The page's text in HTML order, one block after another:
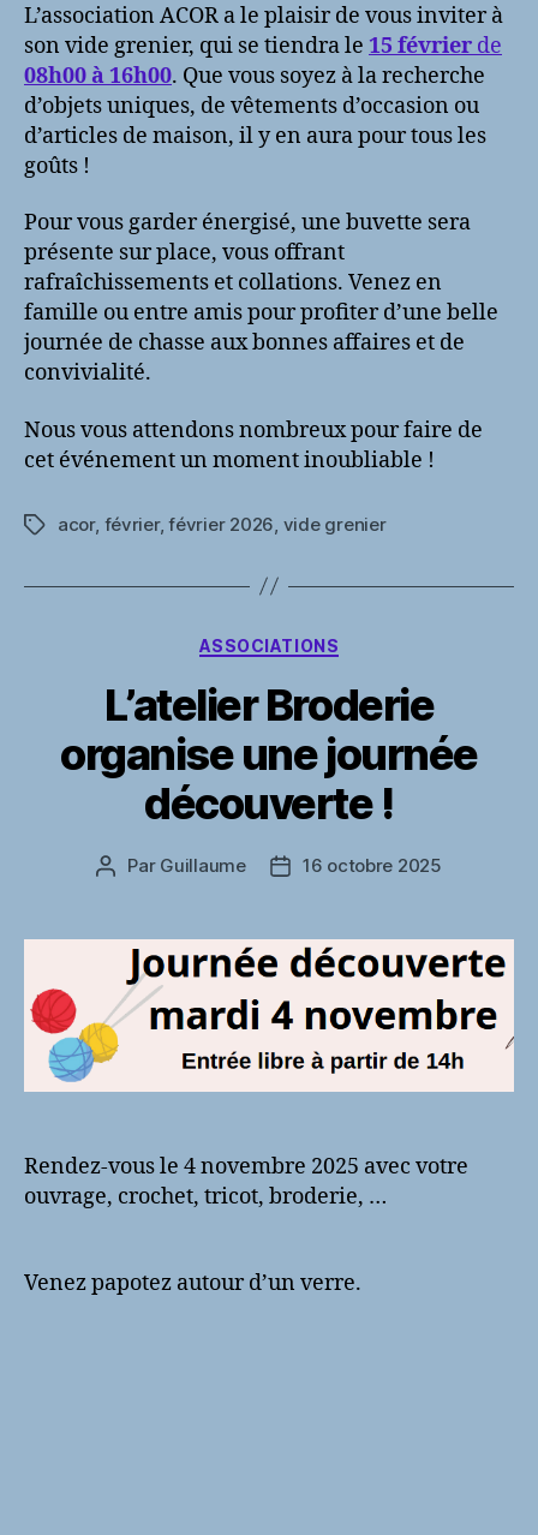
L’association ACOR a le plaisir de vous inviter à
son vide grenier, qui se tiendra le 15 février de
08h00 à 16h00. Que vous soyez à la recherche
d’objets uniques, de vêtements d’occasion ou
d’articles de maison, il y en aura pour tous les
goûts !
Pour vous garder énergisé, une buvette sera
présente sur place, vous offrant
rafraîchissements et collations. Venez en
famille ou entre amis pour profiter d’une belle
journée de chasse aux bonnes affaires et de
convivialité.
Nous vous attendons nombreux pour faire de
cet événement un moment inoubliable !
Étiquettes
acor, février,février 2026 vide grenier
Catégories
ASSOCIATIONS
L’atelier Broderie
organise une journée
découverte !
Auteur
Par Guillaume
Date16 octobre 2025
Rendez-vous le 4 novembre 2025 avec votre
ouvrage, crochet, tricot, broderie, …
Venez papotez autour d’un verre.